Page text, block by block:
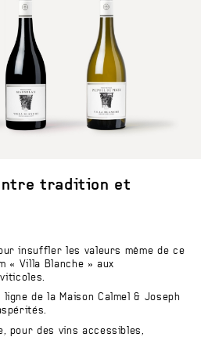
tradition et
insuffler les valeurs même de ce
« Villa Blanche » aux
de la Maison Calmel & Joseph
pour des vins accessibles,